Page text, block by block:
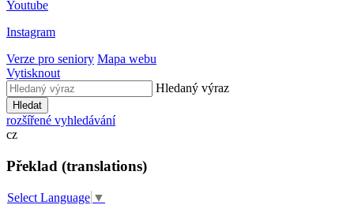
Youtube
Instagram
Verze pro seniory Mapa webu
Vytisknout
Hledaný výraz
Hledat
rozšířené vyhledávání
cz
Překlad (translations)
Select Language ▼